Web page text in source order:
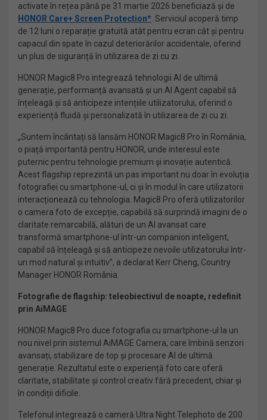
activate în rețea până pe 31 martie 2026 beneficiază și de
HONOR Care+ Screen Protection* . Serviciul acoperă timp
de 12 luni o reparație gratuită atât pentru ecran cât și pentru
capacul din spate în cazul deteriorărilor accidentale, oferind
un plus de siguranță în utilizarea de zi cu zi.
HONOR Magic8 Pro integrează tehnologii AI de ultimă
generație, performanță avansată și un AI Agent capabil să
înțeleagă și să anticipeze intențiile utilizatorului, oferind o
experiență fluidă și personalizată în utilizarea de zi cu zi.
„Suntem încântați să lansăm HONOR Magic8 Pro în România,
o piață importantă pentru HONOR, unde interesul este
puternic pentru tehnologie premium și inovație autentică.
Acest flagship reprezintă un pas important nu doar în evoluția
fotografiei cu smartphone-ul, ci și în modul în care utilizatorii
interacționează cu tehnologia. Magic8 Pro oferă utilizatorilor
o camera foto de excepție, capabilă să surprindă imagini de o
claritate remarcabilă, alături de un AI avansat care
transformă smartphone-ul într-un companion inteligent,
capabil să înțeleagă și să anticipeze nevoile utilizatorului într-
un mod natural și intuitiv”, a declarat Kerr Cheng, Country
Manager HONOR România.
Fotografie de flagship: teleobiectivul de noapte, redefinit
prin AiMAGE
HONOR Magic8 Pro duce fotografia cu smartphone-ul la un
nou nivel prin sistemul AiMAGE Camera, care îmbină senzori
avansați, stabilizare de top și procesare AI de ultimă
generație. Rezultatul este o experiență foto care oferă
claritate, stabilitate și control creativ fără precedent, chiar și
în condiții dificile.
Telefonul integrează o cameră Ultra Night Telephoto de 200